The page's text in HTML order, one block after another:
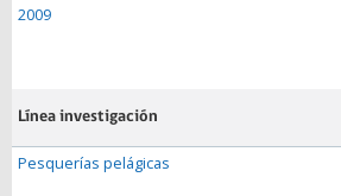
2009
Línea investigación
Pesquerías pelágicas